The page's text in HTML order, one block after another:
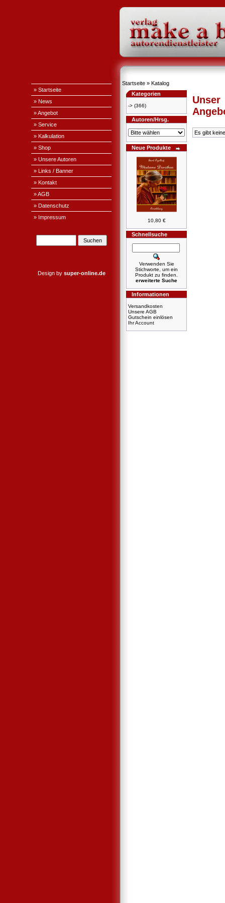
» Startseite
» News
» Angebot
» Service
» Kalkulation
» Shop
» Unsere Autoren
» Links / Banner
» Kontakt
» AGB
» Datenschutz
» Impressum
Design by super-online.de
Startseite » Katalog
Kategorien
-> (366)
Autoren/Hrsg.
Neue Produkte
10,80 €
Schnellsuche
Verwenden Sie
Stichworte, um ein
Produkt zu finden.
erweiterte Suche
Informationen
Versandkosten
Unsere AGB
Gutschein einlösen
Ihr Account
Unser
Es gibt